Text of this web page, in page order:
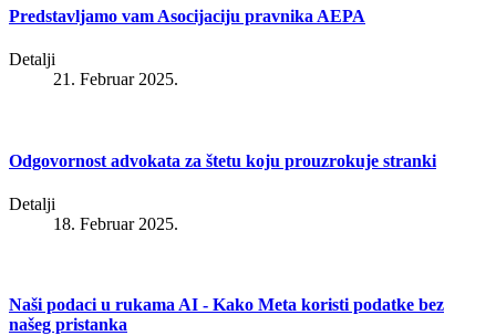
Predstavljamo vam Asocijaciju pravnika AEPA
Detalji
21. Februar 2025.
Odgovornost advokata za štetu koju prouzrokuje stranki
Detalji
18. Februar 2025.
Naši podaci u rukama AI - Kako Meta koristi podatke bez
našeg pristanka